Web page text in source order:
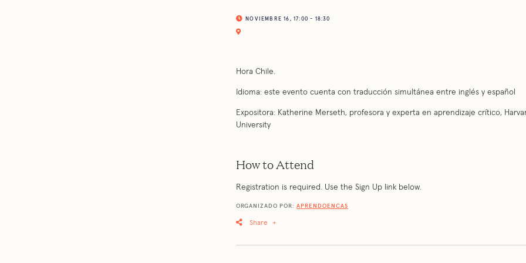
NOVIEMBRE 16, 17:00 - 18:30
Hora Chile.
Idioma: este evento cuenta con traducción simultánea entre inglés y español
Expositora: Katherine Merseth, profesora y experta en aprendizaje crítico,
University
How to Attend
Registration is required. Use the Sign Up link below.
ORGANIZADO POR: APRENDOENCAS
Share +